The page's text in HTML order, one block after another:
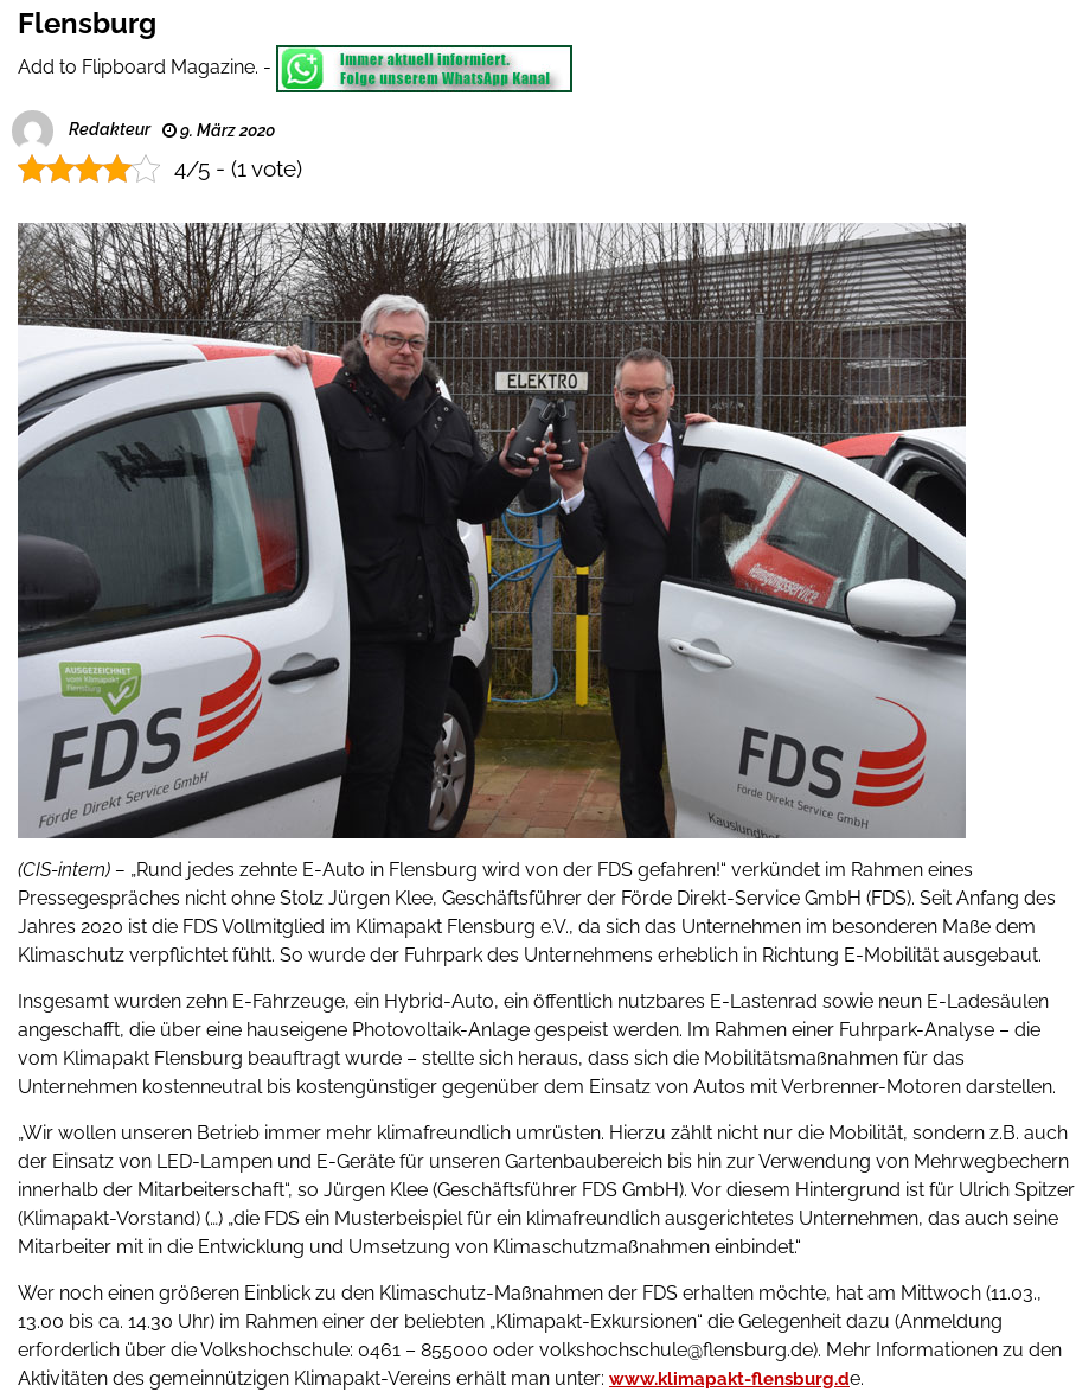
Flensburg
Add to Flipboard Magazine. -
Redakteur 9. März 2020
4/5 - (1 vote)
(CIS-intern) – „Rund jedes zehnte E-Auto in Flensburg wird von der FDS gefahren!“ verkündet im Rahmen eines
Pressegespräches nicht ohne Stolz Jürgen Klee, Geschäftsführer der Förde Direkt-Service GmbH (FDS). Seit Anfang des
Jahres 2020 ist die FDS Vollmitglied im Klimapakt Flensburg e.V., da sich das Unternehmen im besonderen Maße dem
Klimaschutz verpflichtet fühlt. So wurde der Fuhrpark des Unternehmens erheblich in Richtung E-Mobilität ausgebaut.
Insgesamt wurden zehn E-Fahrzeuge, ein Hybrid-Auto, ein öffentlich nutzbares E-Lastenrad sowie neun E-Ladesäulen
angeschafft, die über eine hauseigene Photovoltaik-Anlage gespeist werden. Im Rahmen einer Fuhrpark-Analyse – die
vom Klimapakt Flensburg beauftragt wurde – stellte sich heraus, dass sich die Mobilitätsmaßnahmen für das
Unternehmen kostenneutral bis kostengünstiger gegenüber dem Einsatz von Autos mit Verbrenner-Motoren darstellen.
„Wir wollen unseren Betrieb immer mehr klimafreundlich umrüsten. Hierzu zählt nicht nur die Mobilität, sondern z.B. auch
der Einsatz von LED-Lampen und E-Geräte für unseren Gartenbaubereich bis hin zur Verwendung von Mehrwegbechern
innerhalb der Mitarbeiterschaft“, so Jürgen Klee (Geschäftsführer FDS GmbH). Vor diesem Hintergrund ist für Ulrich Spitzer
(Klimapakt-Vorstand) (…) „die FDS ein Musterbeispiel für ein klimafreundlich ausgerichtetes Unternehmen, das auch seine
Mitarbeiter mit in die Entwicklung und Umsetzung von Klimaschutzmaßnahmen einbindet.“
Wer noch einen größeren Einblick zu den Klimaschutz-Maßnahmen der FDS erhalten möchte, hat am Mittwoch (11.03.,
13.00 bis ca. 14.30 Uhr) im Rahmen einer der beliebten „Klimapakt-Exkursionen“ die Gelegenheit dazu (Anmeldung
erforderlich über die Volkshochschule: 0461 – 855000 oder volkshochschule@flensburg.de). Mehr Informationen zu den
Aktivitäten des gemeinnützigen Klimapakt-Vereins erhält man unter: www.klimapakt-flensburg.de.